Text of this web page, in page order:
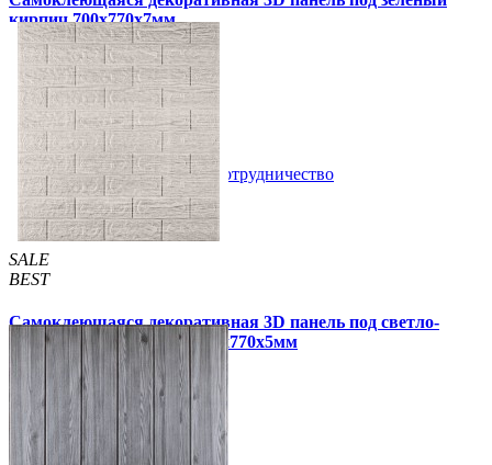
кирпич 700x770x7мм
105 грн /шт 163 грн/шт
5 отзывов
Купить В закладки Сотрудничество
SALE
BEST
Самоклеющаяся декоративная 3D панель под светло-
серый кирпич полоска 700x770x5мм
109 грн /шт 170 грн /шт